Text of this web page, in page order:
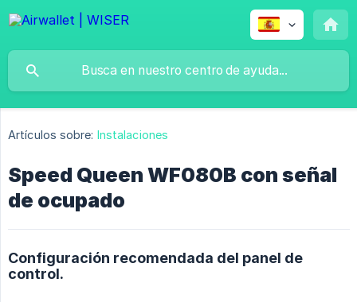
Artículos sobre: Instalaciones
Speed Queen WF080B con señal
de ocupado
Configuración recomendada del panel de
control.